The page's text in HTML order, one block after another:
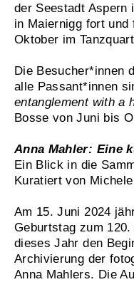
der Seestadt
in Maiernigg fort und
Oktober im
Die Besucher*innen
alle Passant*innen
entanglement with a
Bosse von Juni bis
Anna Mahler: Eine
Ein Blick in die
Kuratiert von
Am 15. Juni 2024
Geburtstag zum
dieses Jahr den
Archivierung der
Anna Mahlers. Die